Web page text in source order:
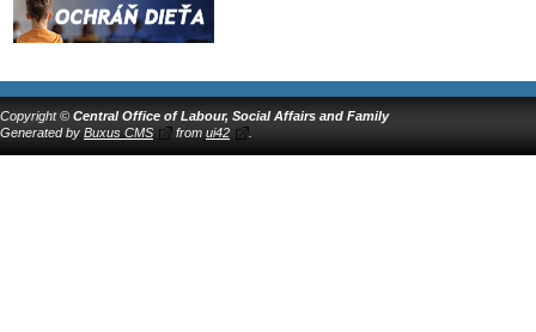
Copyright © Central Office of Labour, Social Affairs and Family
Generated by Buxus CMS from ui42